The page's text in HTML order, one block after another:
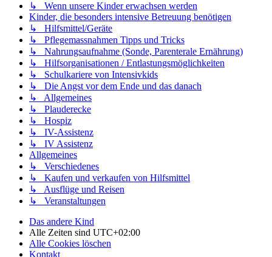
↳ Wenn unsere Kinder erwachsen werden
Kinder, die besonders intensive Betreuung benötigen
↳ Hilfsmittel/Geräte
↳ Pflegemassnahmen Tipps und Tricks
↳ Nahrungsaufnahme (Sonde, Parenterale Ernährung)
↳ Hilfsorganisationen / Entlastungsmöglichkeiten
↳ Schulkariere von Intensivkids
↳ Die Angst vor dem Ende und das danach
↳ Allgemeines
↳ Plauderecke
↳ Hospiz
↳ IV-Assistenz
↳ IV Assistenz
Allgemeines
↳ Verschiedenes
↳ Kaufen und verkaufen von Hilfsmittel
↳ Ausflüge und Reisen
↳ Veranstaltungen
Das andere Kind
Alle Zeiten sind UTC+02:00
Alle Cookies löschen
Kontakt